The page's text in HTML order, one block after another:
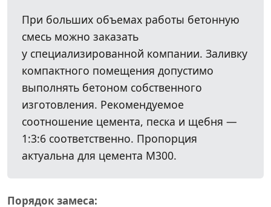
При больших объемах работы бетонную
смесь можно заказать
у специализированной компании. Заливку
компактного помещения допустимо
выполнять бетоном собственного
изготовления. Рекомендуемое
соотношение цемента, песка и щебня —
1:3:6 соответственно. Пропорция
актуальна для цемента М300.
Порядок замеса: